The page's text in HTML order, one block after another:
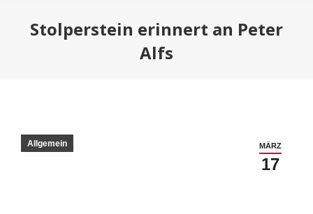
Stolperstein erinnert an Peter
Alfs
MÄRZ
17
Allgemein